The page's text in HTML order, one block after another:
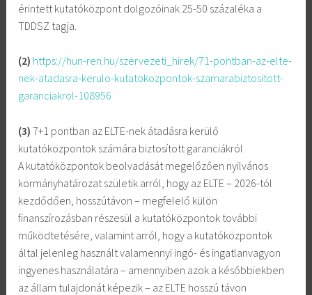
érintett kutatóközpont dolgozóinak 25-50 százaléka a
TDDSZ tagja.
(2) https://hun-ren.hu/szervezeti_hirek/71-pontban-az-elte-
nek-atadasra-kerulo-kutatokozpontok-szamarabiztositott-
garanciakrol-108956
(3) 7+1 pontban az ELTE-nek átadásra kerülő
kutatóközpontok számára biztosított garanciákról
A kutatóközpontok beolvadását megelőzően nyilvános
kormányhatározat születik arról, hogy az ELTE – 2026-tól
kezdődően, hosszútávon – megfelelő külön
finanszírozásban részesül a kutatóközpontok további
működtetésére, valamint arról, hogy a kutatóközpontok
által jelenleg használt valamennyi ingó- és ingatlanvagyon
ingyenes használatára – amennyiben azok a későbbiekben
az állam tulajdonát képezik – az ELTE hosszú távon